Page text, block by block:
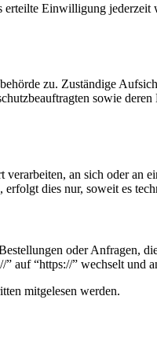
Einwilligung
zu. Zuständige
sowie
an sich oder an
dies nur, soweit es
oder Anfragen,
auf “https://” wechselt
mitgelesen werden.